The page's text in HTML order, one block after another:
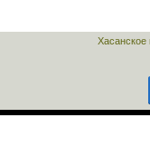
Хасанское